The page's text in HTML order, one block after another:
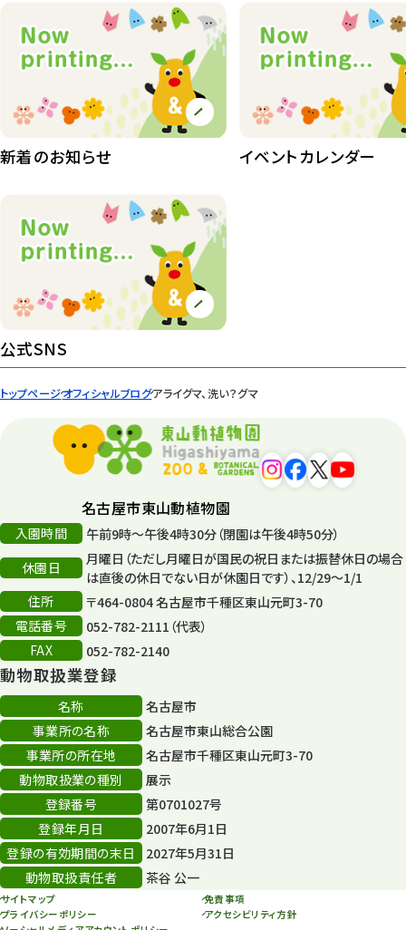
トップページオフィシャルブログアライグマ、洗い？グマ
407
植物園長の庭
植物園 その他 423
83
イベント
園内の様子
遊園地 6
平和公園
再生
再生フォーラム 14
80周年
その他
その他イベント
スカイタワー
年末年始のイベント
秋まつり
新着のお知らせ イベントカレンダー
公式SNS
名古屋市東山動植物園
入園時間
午前9時～午後4時30分（閉園は午後4時50分）
休園日
月曜日（ただし月曜日が国民の祝日または振替休日の場合
は直後の休日でない日が休園日です）、12/29～1/1
住所
〒464-0804 名古屋市千種区東山元町3-70
電話番号
052-782-2111（代表）
FAX
052-782-2140
動物取扱業登録
名称
名古屋市
事業所の名称
名古屋市東山総合公園
事業所の所在地
名古屋市千種区東山元町3-70
動物取扱業の種別
展示
登録番号
第0701027号
登録年月日
2007年6月1日
登録の有効期間の末日
2027年5月31日
動物取扱責任者
茶谷 公一
サイトマップ
免責事項
プライバシーポリシー
アクセシビリティ方針